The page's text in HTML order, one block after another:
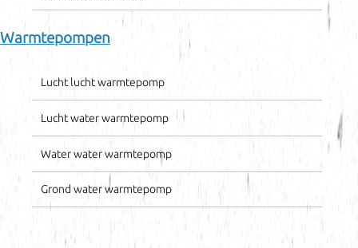
Warmtepompen
Lucht lucht warmtepomp
Lucht water warmtepomp
Water water warmtepomp
Grond water warmtepomp